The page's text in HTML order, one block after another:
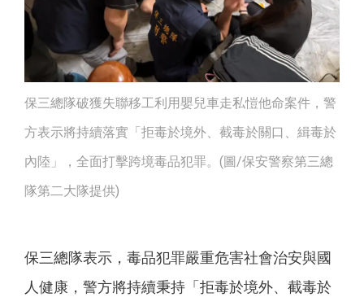
保三總隊破獲失聯移工利用嬰兒車走私愷他命案件，警
方表示將持續落實「拒毒於境外、截毒於關口、緝毒於
內陸」，全面打擊跨境毒品犯罪。(圖/保安警察第三總
隊第二大隊提供)
保三總隊表示，毒品犯罪嚴重危害社會治安與國
人健康，警方將持續秉持「拒毒於境外、截毒於